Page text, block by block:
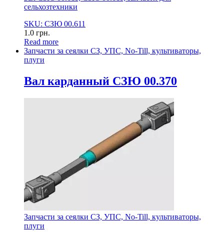
сельхозтехники
SKU: СЗЮ 00.611
1.0 грн.
Read more
Запчасти за сеялки СЗ, УПС, No-Till, культиваторы,
плуги
Вал карданный СЗЮ 00.370
Запчасти за сеялки СЗ, УПС, No-Till, культиваторы,
плуги